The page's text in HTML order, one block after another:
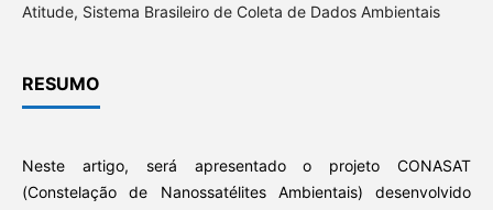
Atitude, Sistema Brasileiro de Coleta de Dados Ambientais
RESUMO
Neste artigo, será apresentado o projeto CONASAT
(Constelação de Nanossatélites Ambientais) desenvolvido